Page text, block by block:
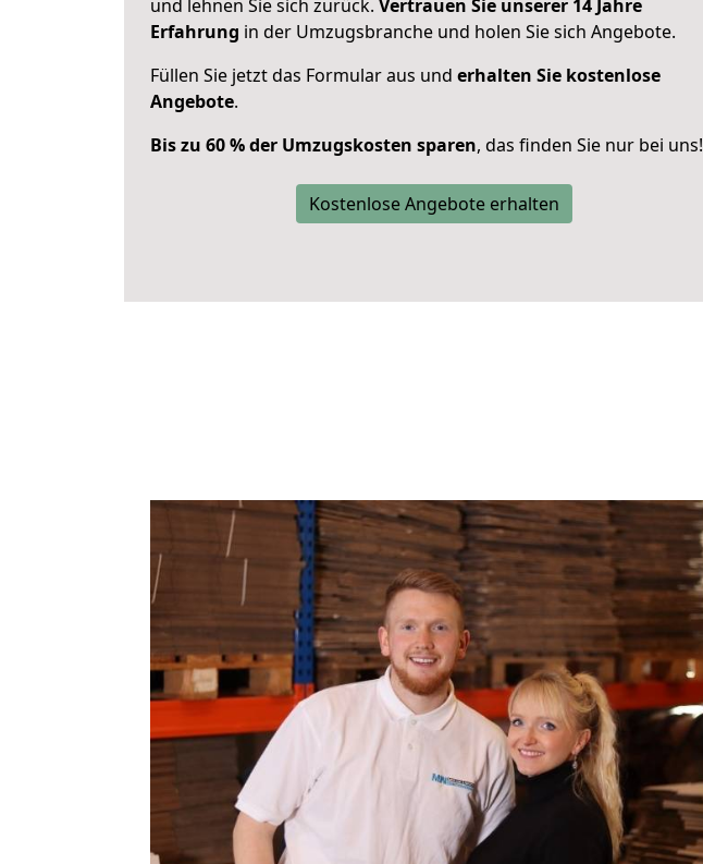
und lehnen Sie sich zurück. Vertrauen Sie unserer 14 Jahre
Erfahrung in der Umzugsbranche und holen Sie sich Angebote.
Füllen Sie jetzt das Formular aus und erhalten Sie kostenlose
Angebote.
Bis zu 60 % der Umzugskosten sparen, das finden Sie nur bei uns!
Kostenlose Angebote erhalten